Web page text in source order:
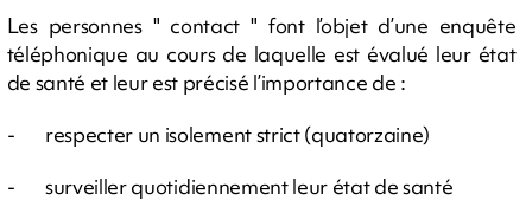
Les personnes " contact " font l’objet d’une enquête
téléphonique au cours de laquelle est évalué leur état
de santé et leur est précisé l’importance de :
- respecter un isolement strict (quatorzaine)
- surveiller quotidiennement leur état de santé